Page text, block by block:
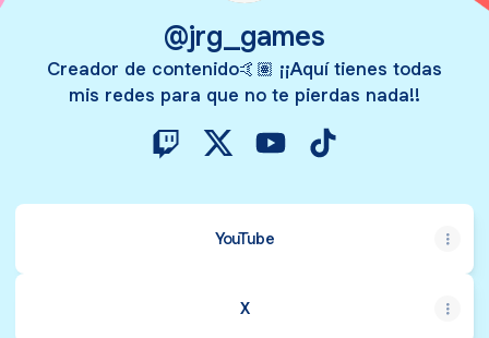
@jrg_games
Creador de contenido🤙🏽 ¡¡Aquí tienes todas
mis redes para que no te pierdas nada!!
YouTube
X